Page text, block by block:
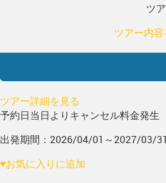
ツ
ツアー内
ツアー詳細を見る
予約日当日よりキャンセル料金発生
出発期間：2026/04/01～2027/03/31
♥お気に入りに追加